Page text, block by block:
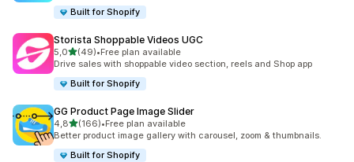
Built for Shopify
Storista Shoppable Videos UGC
5,05 yıldız üzerinden
(49)
toplam 49 değerlendirme
•Free plan available
Drive sales with shoppable video section, reels and Shop app
Built for Shopify
GG Product Page Image Slider
4,85 yıldız üzerinden
(166)
toplam 166 değerlendirme
•Free plan available
Better product image gallery with carousel, zoom & thumbnails.
Built for Shopify